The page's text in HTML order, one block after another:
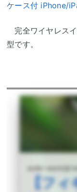
ケース付 iPhone/
完全ワイヤレス
型です。
【フ